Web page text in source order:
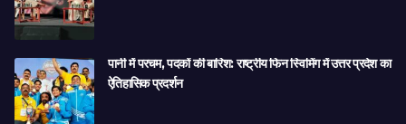
पानी में परचम, पदकों की बारिश: राष्ट्रीय फिन स्विमिंग में उत्तर प्रदेश का
ऐतिहासिक प्रदर्शन